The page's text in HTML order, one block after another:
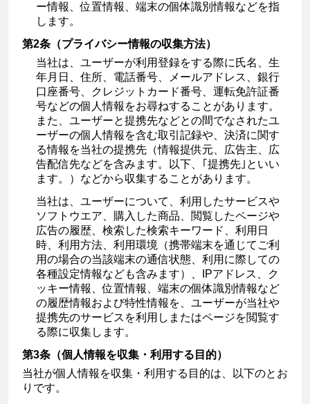
ー情報、位置情報、端末の個体識別情報などを指
します。
第2条（プライバシー情報の収集方法）
当社は、ユーザーが利用登録をする際に氏名、生
年月日、住所、電話番号、メールアドレス、銀行
口座番号、クレジットカード番号、運転免許証番
号などの個人情報をお尋ねすることがあります。
また、ユーザーと提携先などとの間でなされたユ
ーザーの個人情報を含む取引記録や、決済に関す
る情報を当社の提携先（情報提供元、広告主、広
告配信先などを含みます。以下、｢提携先｣といい
ます。）などから収集することがあります。
当社は、ユーザーについて、利用したサービスや
ソフトウエア、購入した商品、閲覧したページや
広告の履歴、検索した検索キーワード、利用日
時、利用方法、利用環境（携帯端末を通じてご利
用の場合の当該端末の通信状態、利用に際しての
各種設定情報なども含みます）、IPアドレス、ク
ッキー情報、位置情報、端末の個体識別情報など
の履歴情報および特性情報を、ユーザーが当社や
提携先のサービスを利用しまたはページを閲覧す
る際に収集します。
第3条（個人情報を収集・利用する目的）
当社が個人情報を収集・利用する目的は、以下のとお
りです。